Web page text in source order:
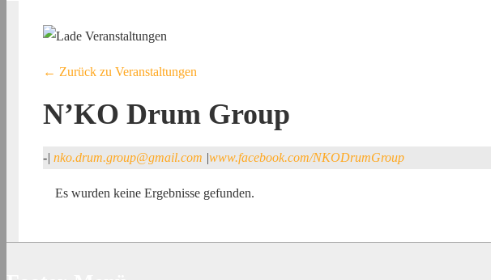
← Zurück zu Veranstaltungen
N’KO Drum Group
-| nko.drum.group@gmail.com |www.facebook.com/NKODrumGroup
Es wurden keine Ergebnisse gefunden.